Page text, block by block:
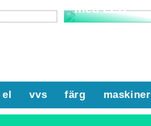
med LED
el vvs färg maskiner